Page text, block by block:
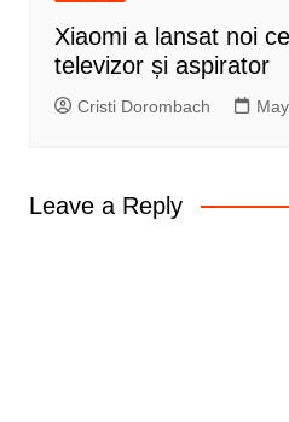
Xiaomi a lansat noi
televizor și aspirator
Cristi Dorombach
Leave a Reply